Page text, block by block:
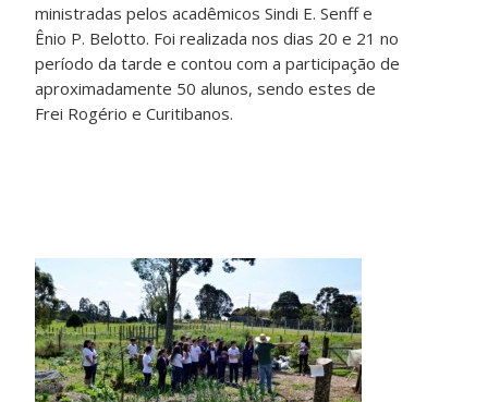
ministradas pelos acadêmicos Sindi E. Senff e
Ênio P. Belotto. Foi realizada nos dias 20 e 21 no
período da tarde e contou com a participação de
aproximadamente 50 alunos, sendo estes de
Frei Rogério e Curitibanos.